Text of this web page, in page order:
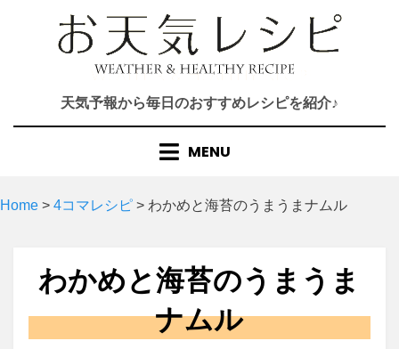
天気予報から毎日のおすすめレシピを紹介♪
MENU
Home > 4コマレシピ > わかめと海苔のうまうまナムル
わかめと海苔のうまうま
ナムル